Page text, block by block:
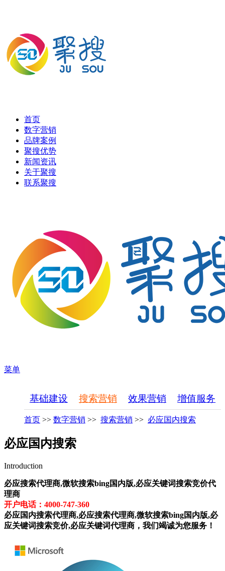
首页
数字营销
品牌案例
聚搜优势
新闻资讯
关于聚搜
联系聚搜
菜单
基础建设 搜索营销 效果营销 增值服务
首页 >> 数字营销 >> 搜索营销 >> 必应国内搜索
必应国内搜索
Introduction
必应搜索代理商,微软搜索bing国内版,必应关键词搜索竞价代
理商
开户电话：4000-747-360
必应国内搜索代理商,必应搜索代理商,微软搜索bing国内版,必
应关键词搜索竞价,必应关键词代理商，我们竭诚为您服务！